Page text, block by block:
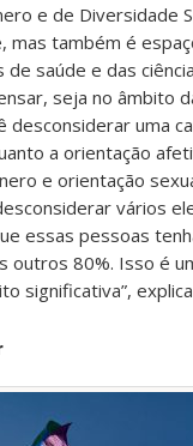
e de Diversidade
mas também é
saúde e das
seja no âmbito
desconsiderar uma
a orientação
e orientação
vários
essas pessoas
outros 80%. Isso é
significativa”,